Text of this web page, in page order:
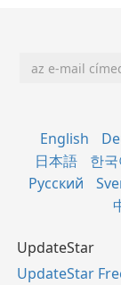
English
日本語
한국
Русский
UpdateStar
UpdateStar